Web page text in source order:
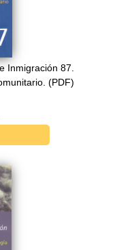
Inmigración 87.
(PDF)